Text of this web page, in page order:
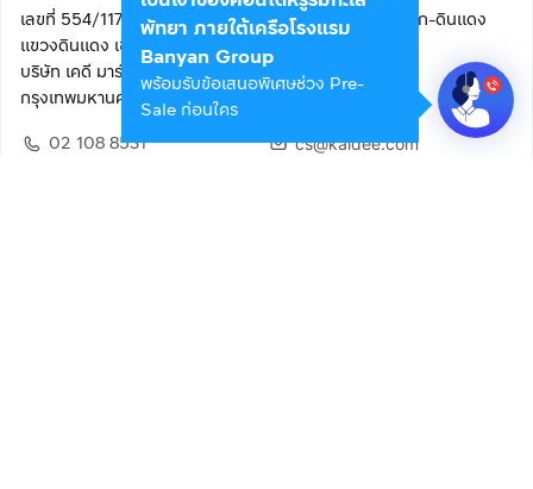
เลขที่ 554/117 อาคารสกายไนน์ เซ็นเตอร์ ชั้น 22 ถนนอโศก-ดินแดง
แขวงดินแดง เขตดินแดง
บริษัท เคดี มาร์เก็ตเพลส จำกัด (สำนักงานใหญ่)
กรุงเทพมหานคร 10400
02 108 8531
cs@kaidee.com
พัทยา ภายใต้เครือโรงแรม
Banyan Group
พร้อมรับข้อเสนอพิเศษช่วง Pre-
Sale ก่อนใคร